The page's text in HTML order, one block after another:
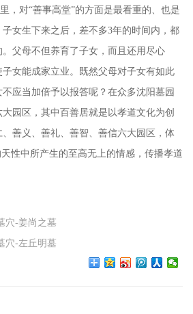
对“善事高堂”的方面是最看重的、也是
女生下来之后，差不多3年的时间内，都
父母不但养育了子女，而且还用尽心
女能成家立业。既然父母对子女有如此
应当加倍予以报答呢？在众多沈阳墓园
园区，其中百善居就是以孝道文化为创
善义、善礼、善智、善信六大园区，体
性中所产生的至高无上的情感，传播孝道
穴-姜尚之墓
穴-左丘明墓